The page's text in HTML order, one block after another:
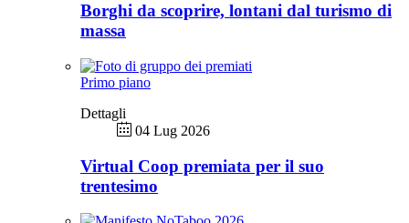
Borghi da scoprire, lontani dal turismo di
massa
Primo piano
Dettagli
04 Lug 2026
Virtual Coop premiata per il suo
trentesimo